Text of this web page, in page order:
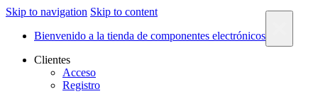
Skip to navigation Skip to content
Bienvenido a la tienda de componentes electrónicos
Clientes
Acceso
Registro